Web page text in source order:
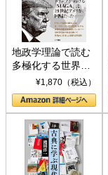
地政学理論で読む
多極化する世界：
トランプとBRICS
の挑戦
¥1,870（税込）